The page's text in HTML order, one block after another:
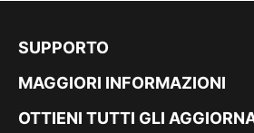
SUPPORTO
MAGGIORI INFORMAZIONI
OTTIENI TUTTI GLI